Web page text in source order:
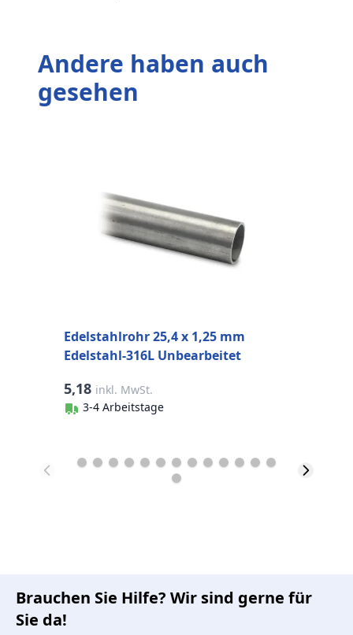
Andere haben auch
gesehen
Edelstahlrohr 25,4 x 1,25 mm
Edelstahl-316L Unbearbeitet
5,18 inkl. MwSt.
3-4 Arbeitstage
Brauchen Sie Hilfe? Wir sind gerne für
Sie da!